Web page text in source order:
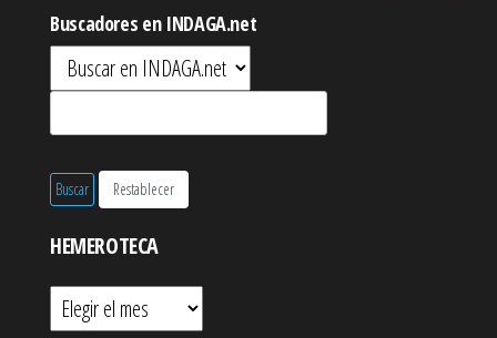
Buscadores en INDAGA.net
HEMEROTECA
Hemeroteca